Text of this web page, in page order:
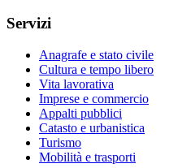
Servizi
Anagrafe e stato civile
Cultura e tempo libero
Vita lavorativa
Imprese e commercio
Appalti pubblici
Catasto e urbanistica
Turismo
Mobilità e trasporti